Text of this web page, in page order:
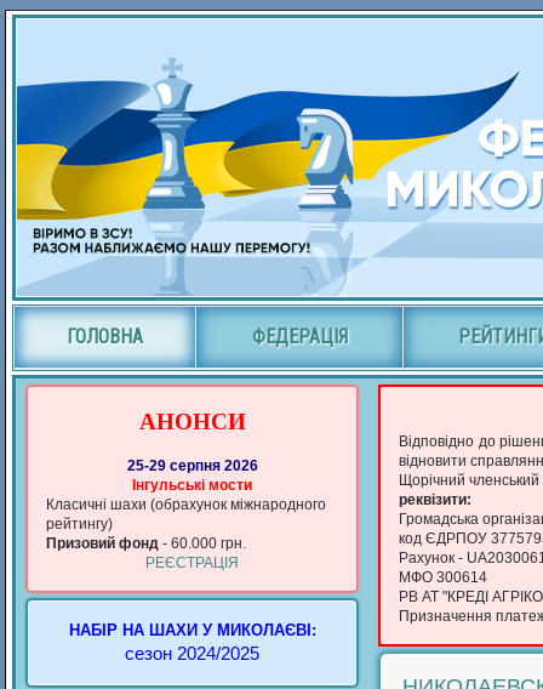
ГОЛОВНА ФЕДЕРАЦІЯ
Відповідно до
відновити
Щорічний членський
реквізити:
Громадська
код ЄДРПОУ
Рахунок -
МФО 300614
РВ АТ "КРЕДІ
Призначення
АНОНСИ
25-29 серпня 2026
Iнгульськi мости
Класичні шахи (обрахунок мiжнародного
рейтингу)
Призовий фонд - 60.000 грн.
РЕЄСТРАЦІЯ
НАБІР НА ШАХИ У МИКОЛАЄВІ:
сезон 2024/2025